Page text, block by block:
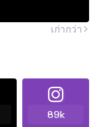
เก่ากว่า
89k